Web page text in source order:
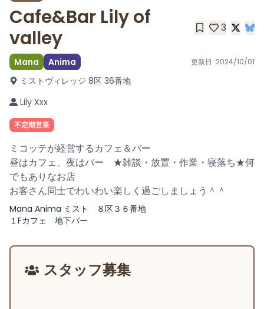
Cafe&Bar Lily of
valley
3
Mana Anima 更新日: 2024/10/01
ミストヴィレッジ 8区 36番地
Lily Xxx
不定期営業
ミコッテが経営するカフェ＆バー
昼はカフェ、夜はバー ★雑談・放置・作業・寝落ち★何
でもありなお店
お客さん同士でわいわい楽しく過ごしましょう＾＾
Mana Anima ミスト ８区３６番地
１Fカフェ 地下バー
スタッフ募集